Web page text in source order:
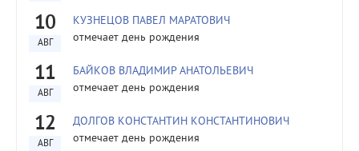
10
АВГ
КУЗНЕЦОВ ПАВЕЛ МАРАТОВИЧ
отмечает день рождения
11
АВГ
БАЙКОВ ВЛАДИМИР АНАТОЛЬЕВИЧ
отмечает день рождения
12
АВГ
ДОЛГОВ КОНСТАНТИН КОНСТАНТИНОВИЧ
отмечает день рождения